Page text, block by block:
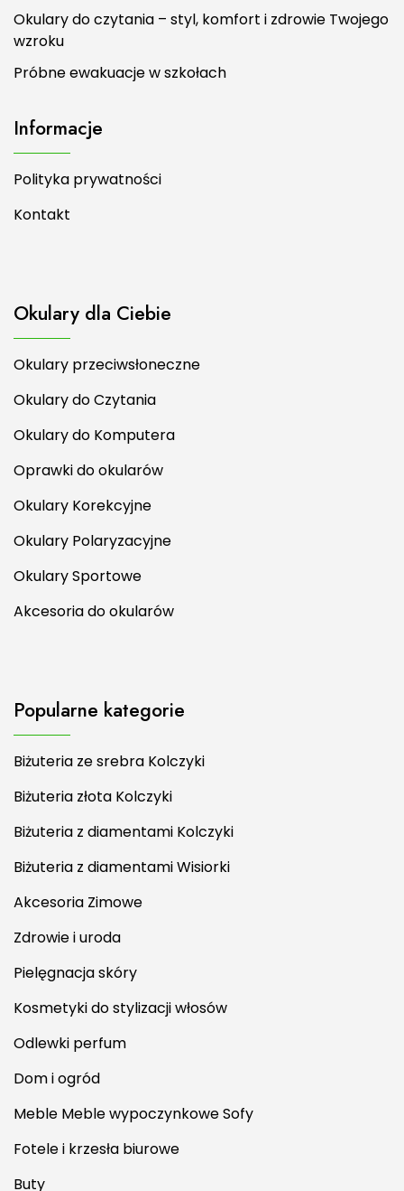
Okulary do czytania – styl, komfort i zdrowie Twojego
wzroku
Próbne ewakuacje w szkołach
Informacje
Polityka prywatności
Kontakt
Okulary dla Ciebie
Okulary przeciwsłoneczne
Okulary do Czytania
Okulary do Komputera
Oprawki do okularów
Okulary Korekcyjne
Okulary Polaryzacyjne
Okulary Sportowe
Akcesoria do okularów
Popularne kategorie
Biżuteria ze srebra Kolczyki
Biżuteria złota Kolczyki
Biżuteria z diamentami Kolczyki
Biżuteria z diamentami Wisiorki
Akcesoria Zimowe
Zdrowie i uroda
Pielęgnacja skóry
Kosmetyki do stylizacji włosów
Odlewki perfum
Dom i ogród
Meble Meble wypoczynkowe Sofy
Fotele i krzesła biurowe
Buty